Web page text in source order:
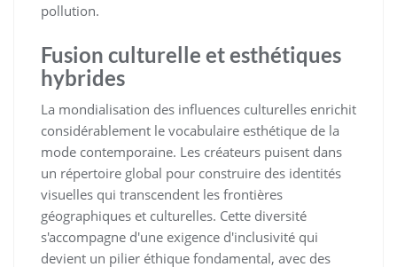
pollution.
Fusion culturelle et esthétiques
hybrides
La mondialisation des influences culturelles enrichit
considérablement le vocabulaire esthétique de la
mode contemporaine. Les créateurs puisent dans
un répertoire global pour construire des identités
visuelles qui transcendent les frontières
géographiques et culturelles. Cette diversité
s'accompagne d'une exigence d'inclusivité qui
devient un pilier éthique fondamental, avec des